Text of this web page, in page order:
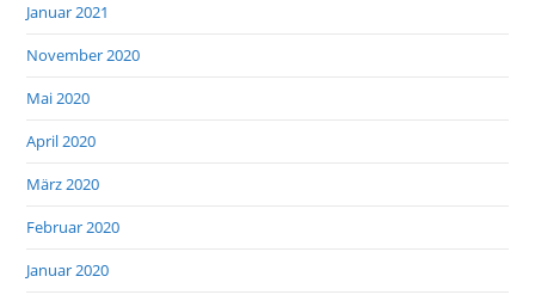
Januar 2021
November 2020
Mai 2020
April 2020
März 2020
Februar 2020
Januar 2020